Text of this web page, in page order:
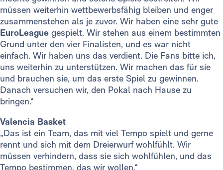
müssen weiterhin wettbewerbsfähig bleiben und enger
zusammenstehen als je zuvor. Wir haben eine sehr gute
EuroLeague gespielt. Wir stehen aus einem bestimmten
Grund unter den vier Finalisten, und es war nicht
einfach. Wir haben uns das verdient. Die Fans bitte ich,
uns weiterhin zu unterstützen. Wir machen das für sie
und brauchen sie, um das erste Spiel zu gewinnen.
Danach versuchen wir, den Pokal nach Hause zu
bringen.“
Valencia Basket
„Das ist ein Team, das mit viel Tempo spielt und gerne
rennt und sich mit dem Dreierwurf wohlfühlt. Wir
müssen verhindern, dass sie sich wohlfühlen, und das
Tempo bestimmen, das wir wollen.“